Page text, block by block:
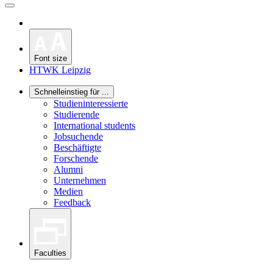
Font size
HTWK Leipzig
Schnelleinstieg für ...
Studieninteressierte
Studierende
International students
Jobsuchende
Beschäftigte
Forschende
Alumni
Unternehmen
Medien
Feedback
Faculties